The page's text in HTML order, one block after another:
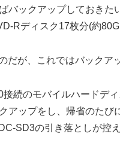
バックアップしておき
Rディスク17枚分(約
だが、これではバックア
続のモバイルハードデ
アップをし、帰省のた
SD3の引き落としが控